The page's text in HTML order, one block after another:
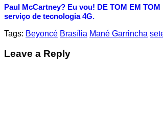
Paul McCartney? Eu vou! DE TOM EM TOM
serviço de tecnologia 4G.
Tags: Beyoncé Brasília Mané Garrincha
Leave a Reply